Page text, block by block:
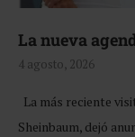
La nueva
4 agosto, 2026
La más reciente
Sheinbaum, dejó